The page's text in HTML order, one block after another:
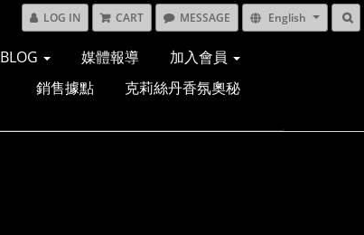
LOG IN CART MESSAGE English
BLOG 媒體報導
加入會員
銷售據點
克莉絲丹香氛奧秘